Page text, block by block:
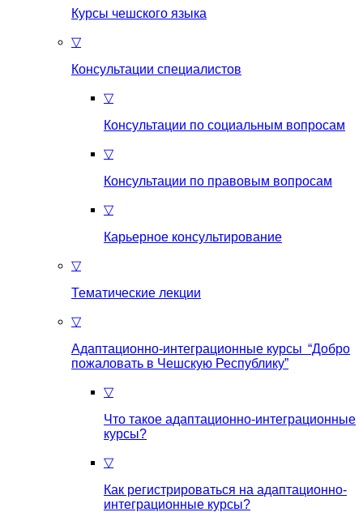
Курсы чешского языка
▽
Консультации специалистов
▽
Консультации по социальным вопросам
▽
Консультации по правовым вопросам
▽
Карьерное консультирование
▽
Тематические лекции
▽
Адаптационно-интеграционные курсы “Добро
пожаловать в Чешскую Республику”
▽
Что такое aдаптационно-интеграционные
курсы?
▽
Как регистрироваться на aдаптационно-
интеграционные курсы?